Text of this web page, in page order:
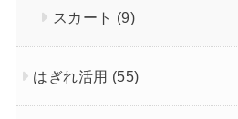
スカート (9)
はぎれ活用 (55)